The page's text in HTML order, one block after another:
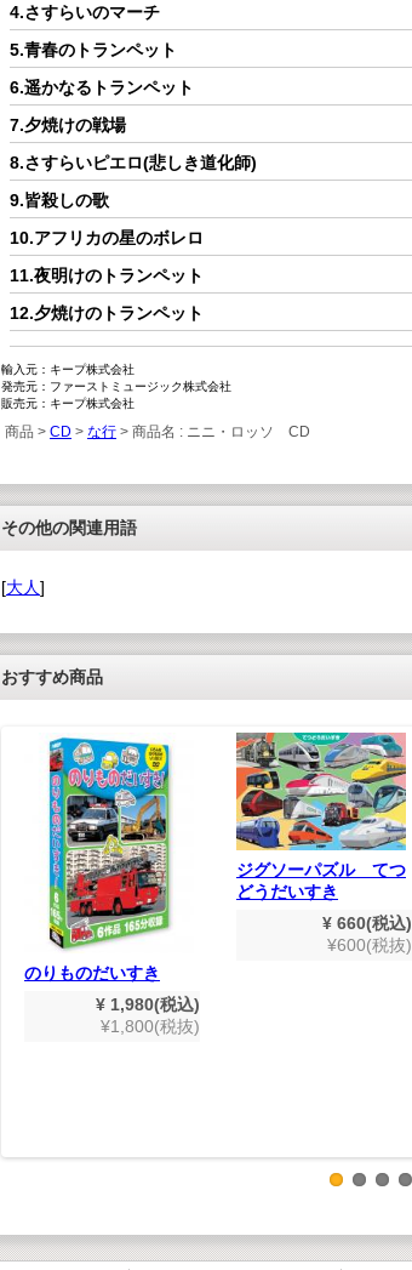
4.さすらいのマーチ
5.青春のトランペット
6.遥かなるトランペット
7.夕焼けの戦場
8.さすらいピエロ(悲しき道化師)
9.皆殺しの歌
10.アフリカの星のボレロ
11.夜明けのトランペット
12.夕焼けのトランペット
輸入元：キープ株式会社
発売元：ファーストミュージック株式会社
販売元：キープ株式会社
商品 > CD > な行 > 商品名 : ニニ・ロッソ CD
その他の関連用語
[大人]
おすすめ商品
のりものだいすき
¥ 1,980(税込)
¥1,800(税抜)
ジグソーパズル てつ
どうだいすき
¥ 660(税込)
¥600(税抜)